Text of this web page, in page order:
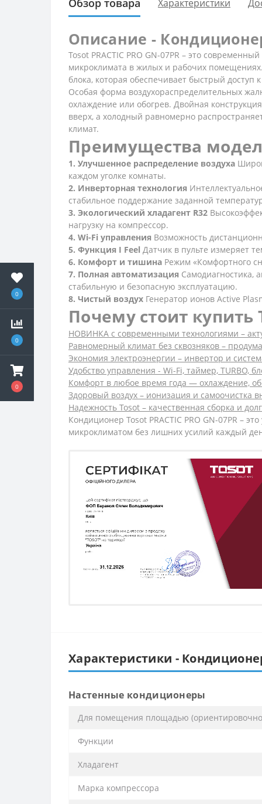
0
0
0
Характеристики
Описание - Кондиционер
Tosot PRACTIC PRO GN-07PR – это
микроклимата в жилых и рабочих
блока, которая обеспечивает быстрый
Особая форма воздухораспределительных
охлаждение или обогрев. Двойная
вверх, а холодный равномерно
климат.
Преимущества модели
1. Улучшенное распределение воздуха
каждом уголке комнаты.
2. Инверторная технология
стабильное поддержание заданной
3. Экологический хладагент R32
нагрузку на компрессор.
4. Wi-Fi управления Возможность
5. Функция I Feel Датчик в пульте измеряет
6. Комфорт и тишина Режим «Комфортного
7. Полная автоматизация Самодиагностика,
стабильную и безопасную эксплуатацию.
8. Чистый воздух Генератор ионов Active
Почему стоит купить
НОВИНКА с современными технологиями –
Равномерный климат без сквозняков –
Экономия электроэнергии – инвертор и
Удобство управления - Wi-Fi, таймер, TURBO,
Комфорт в любое время года — охлаждение,
Здоровый воздух – ионизация и самоочистка
Надежность Tosot – качественная сборка и
Кондиционер Tosot PRACTIC PRO GN-07PR –
микроклиматом без лишних усилий каждый
Характеристики -
Настенные кондиционеры
Для помещения площадью
Функции
Хладагент
Марка компрессора